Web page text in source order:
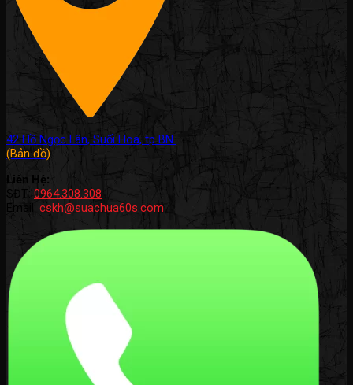
42 Hồ Ngọc Lân, Suối Hoa, tp BN.
(Bản đồ)
Liên Hệ:
SĐT: 0964.308.308
Email: cskh@suachua60s.com